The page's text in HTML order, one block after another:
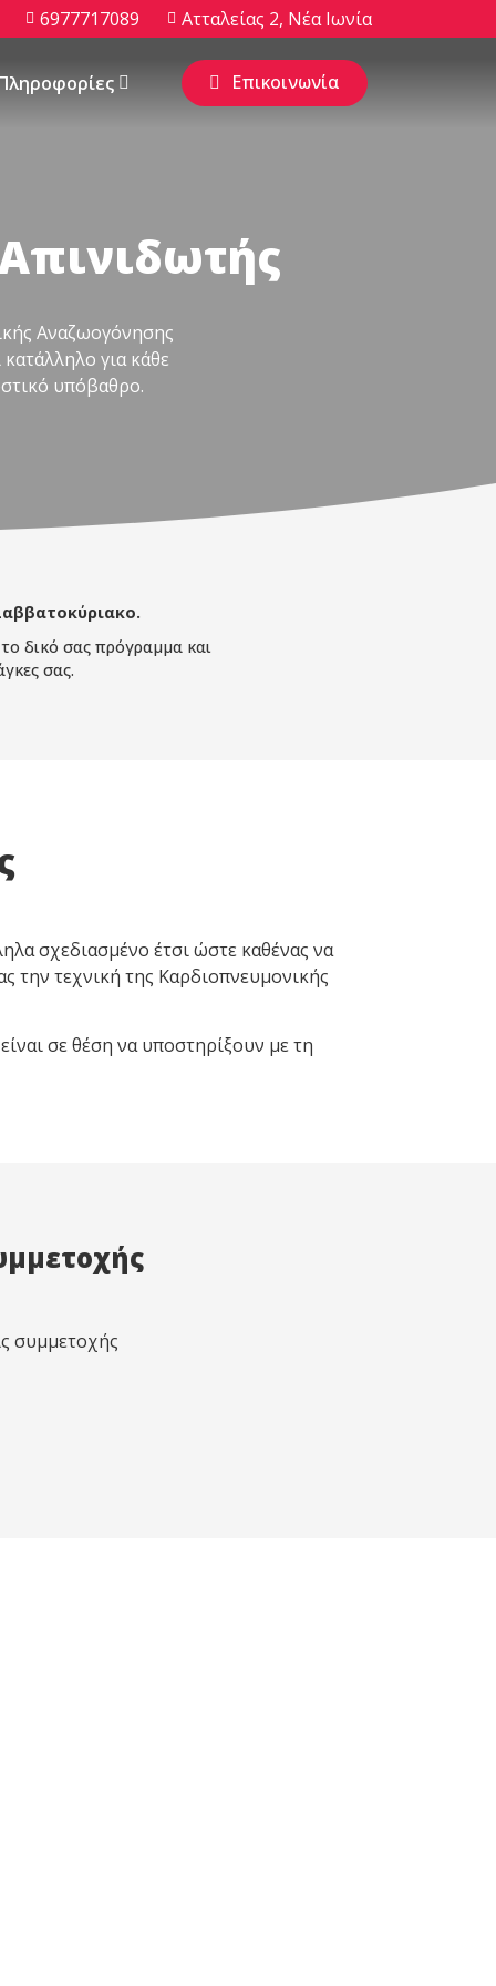
6977717089 Ατταλείας 2, Νέα Ιωνία
Επικοινωνία
Aναζωογόνησης
για κάθε
υπόβαθρο.
δικό σας πρόγραμμα και
σας.
σχεδιασμένο έτσι ώστε καθένας να
την τεχνική της Καρδιοπνευμονικής
σε θέση να υποστηρίξουν με τη
συμμετοχής